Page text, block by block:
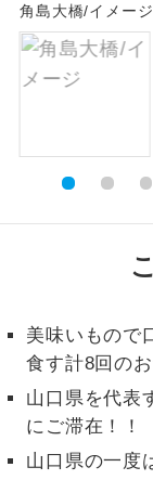
角島大橋/イメージ
美味いもので
食す計8回の
山口県を代表
にご滞在！！
山口県の一度
絶景
温泉
全食事付き
お部屋食
トラベルイヤ
ホン